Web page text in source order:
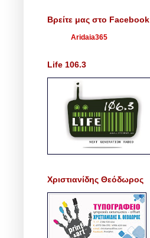
Βρείτε μας στο Facebook
Aridaia365
Life 106.3
Χριστιανίδης Θεόδωρος